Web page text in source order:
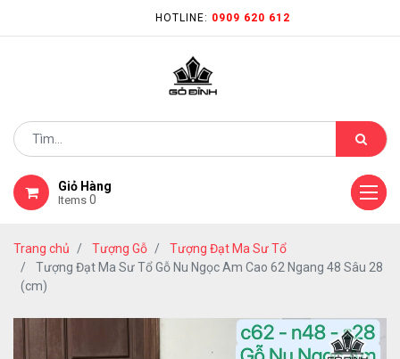
HOTLINE: 0909 620 612
Giỏ Hàng
Items 0
Trang chủ Tượng Gỗ
Tượng Đạt Ma Sư Tổ
Tượng Đạt Ma Sư Tổ Gỗ Nu Ngọc Am Cao 62 Ngang 48 Sâu 28
(cm)